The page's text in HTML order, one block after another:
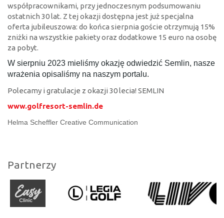
współpracownikami, przy jednoczesnym podsumowaniu
ostatnich 30 lat. Z tej okazji dostępna jest już specjalna
oferta jubileuszowa: do końca sierpnia goście otrzymują 15%
zniżki na wszystkie pakiety oraz dodatkowe 15 euro na osobę
za pobyt.
W sierpniu 2023 mieliśmy okazję odwiedzić Semlin, nasze
wrażenia opisaliśmy na naszym portalu.
Polecamy i gratulacje z okazji 30 lecia! SEMLIN
www.golfresort-semlin.de
Helma Scheffler Creative Communication
Partnerzy